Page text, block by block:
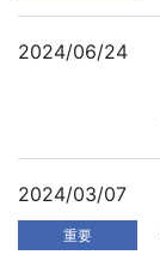
2024/06/24
2024/03/07
重要